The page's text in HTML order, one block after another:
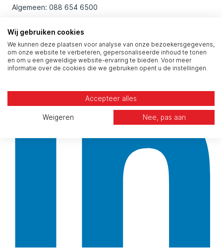
Algemeen: 088 654 6500
Social
Wij gebruiken cookies
We kunnen deze plaatsen voor analyse van onze bezoekersgegevens,
om onze website te verbeteren, gepersonaliseerde inhoud te tonen
en om u een geweldige website-ervaring te bieden. Voor meer
informatie over de cookies die we gebruiken opent u de instellingen.
Accepteer alles
Weigeren Nee, pas aan